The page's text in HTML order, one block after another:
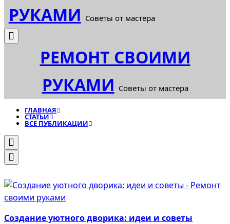
РУКАМИ Cоветы от мастера
РЕМОНТ СВОИМИ
РУКАМИ Cоветы от мастера
ГЛАВНАЯ
СТАТЬИ
ВСЕ ПУБЛИКАЦИИ
Создание уютного дворика: идеи и советы